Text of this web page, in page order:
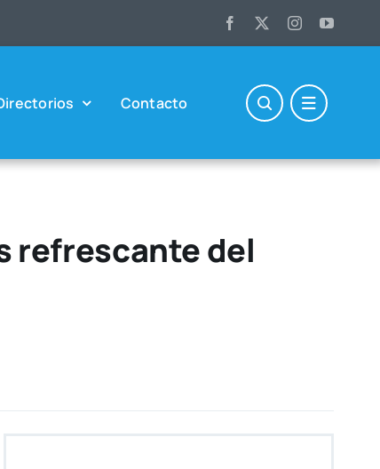
Con­tac­to
refrescante del